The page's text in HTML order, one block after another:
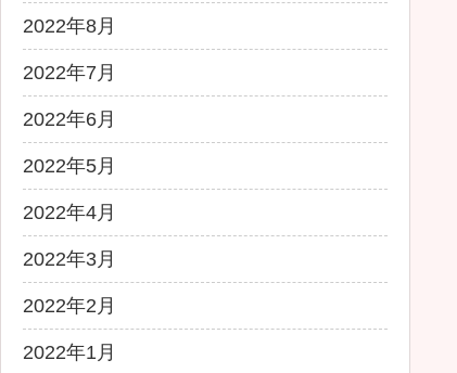
2022年8月
2022年7月
2022年6月
2022年5月
2022年4月
2022年3月
2022年2月
2022年1月